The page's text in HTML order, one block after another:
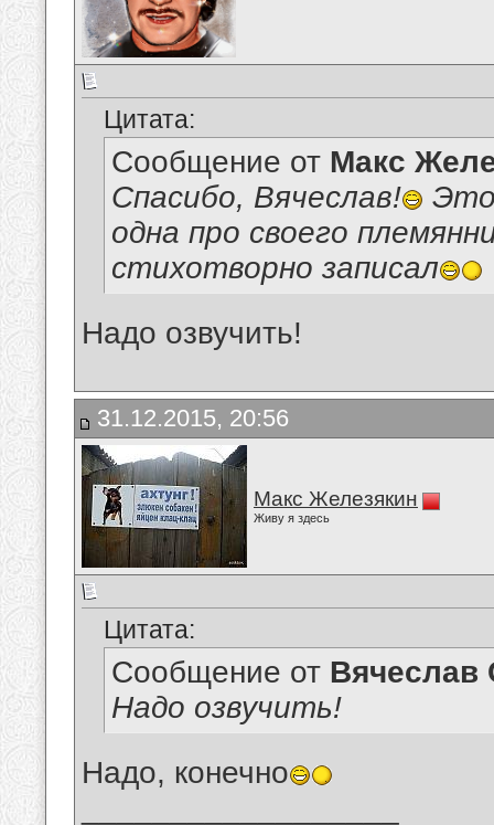
Цитата:
Сообщение от Макс
Спасибо, Вячеслав!
одна про своего
стихотворно записал
Надо озвучить!
31.12.2015, 20:56
Макс Железякин
Живу я здесь
Цитата:
Сообщение от Вячеслав
Надо озвучить!
Надо, конечно